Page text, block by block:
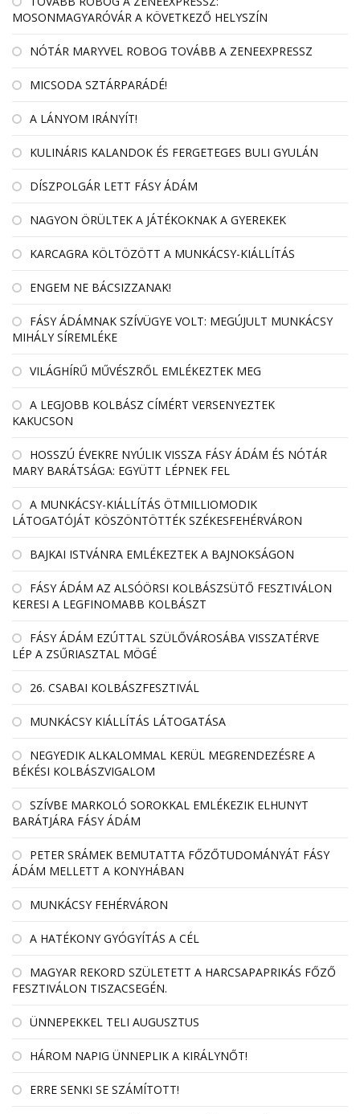
MOSONMAGYARÓVÁR A KÖVETKEZŐ HELYSZÍN
NÓTÁR MARYVEL ROBOG TOVÁBB A ZENEEXPRESSZ
MICSODA SZTÁRPARÁDÉ!
A LÁNYOM IRÁNYÍT!
KULINÁRIS KALANDOK ÉS FERGETEGES BULI GYULÁN
DÍSZPOLGÁR LETT FÁSY ÁDÁM
NAGYON ÖRÜLTEK A JÁTÉKOKNAK A GYEREKEK
KARCAGRA KÖLTÖZÖTT A MUNKÁCSY-KIÁLLÍTÁS
ENGEM NE BÁCSIZZANAK!
FÁSY ÁDÁMNAK SZÍVÜGYE VOLT: MEGÚJULT MUNKÁCSY
MIHÁLY SÍREMLÉKE
VILÁGHÍRŰ MŰVÉSZRŐL EMLÉKEZTEK MEG
A LEGJOBB KOLBÁSZ CÍMÉRT VERSENYEZTEK
KAKUCSON
HOSSZÚ ÉVEKRE NYÚLIK VISSZA FÁSY ÁDÁM ÉS NÓTÁR
MARY BARÁTSÁGA: EGYÜTT LÉPNEK FEL
A MUNKÁCSY-KIÁLLÍTÁS ÖTMILLIOMODIK
LÁTOGATÓJÁT KÖSZÖNTÖTTÉK SZÉKESFEHÉRVÁRON
BAJKAI ISTVÁNRA EMLÉKEZTEK A BAJNOKSÁGON
FÁSY ÁDÁM AZ ALSÓÖRSI KOLBÁSZSÜTŐ FESZTIVÁLON
KERESI A LEGFINOMABB KOLBÁSZT
FÁSY ÁDÁM EZÚTTAL SZÜLŐVÁROSÁBA VISSZATÉRVE
LÉP A ZSŰRIASZTAL MÖGÉ
26. CSABAI KOLBÁSZFESZTIVÁL
MUNKÁCSY KIÁLLÍTÁS LÁTOGATÁSA
NEGYEDIK ALKALOMMAL KERÜL MEGRENDEZÉSRE A
BÉKÉSI KOLBÁSZVIGALOM
SZÍVBE MARKOLÓ SOROKKAL EMLÉKEZIK ELHUNYT
BARÁTJÁRA FÁSY ÁDÁM
PETER SRÁMEK BEMUTATTA FŐZŐTUDOMÁNYÁT FÁSY
ÁDÁM MELLETT A KONYHÁBAN
MUNKÁCSY FEHÉRVÁRON
A HATÉKONY GYÓGYÍTÁS A CÉL
MAGYAR REKORD SZÜLETETT A HARCSAPAPRIKÁS FŐZŐ
FESZTIVÁLON TISZACSEGÉN.
ÜNNEPEKKEL TELI AUGUSZTUS
HÁROM NAPIG ÜNNEPLIK A KIRÁLYNŐT!
ERRE SENKI SE SZÁMÍTOTT!